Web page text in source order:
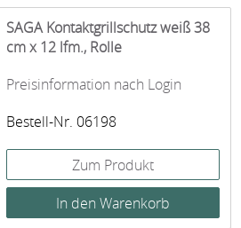
SAGA Kontaktgrillschutz weiß 38
cm x 12 lfm., Rolle
Preisinformation nach Login
Bestell-Nr. 06198
Zum Produkt